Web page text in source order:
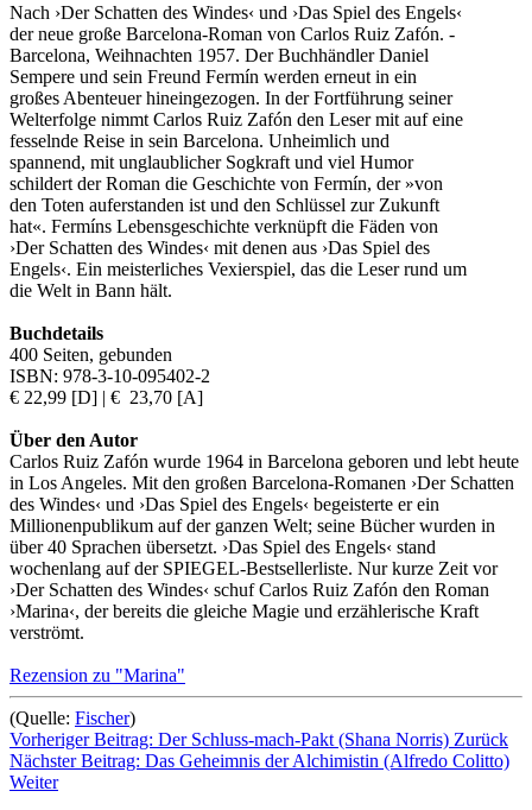
Nach ›Der Schatten des Windes‹ und ›Das Spiel des Engels‹
der neue große Barcelona-Roman von Carlos Ruiz Zafón. -
Barcelona, Weihnachten 1957. Der Buchhändler Daniel
Sempere und sein Freund Fermín werden erneut in ein
großes Abenteuer hineingezogen. In der Fortführung seiner
Welterfolge nimmt Carlos Ruiz Zafón den Leser mit auf eine
fesselnde Reise in sein Barcelona. Unheimlich und
spannend, mit unglaublicher Sogkraft und viel Humor
schildert der Roman die Geschichte von Fermín, der »von
den Toten auferstanden ist und den Schlüssel zur Zukunft
hat«. Fermíns Lebensgeschichte verknüpft die Fäden von
›Der Schatten des Windes‹ mit denen aus ›Das Spiel des
Engels‹. Ein meisterliches Vexierspiel, das die Leser rund um
die Welt in Bann hält.
Buchdetails
400 Seiten, gebunden
ISBN: 978-3-10-095402-2
€ 22,99 [D] | € 23,70 [A]
Über den Autor
Carlos Ruiz Zafón wurde 1964 in Barcelona geboren und lebt heute
in Los Angeles. Mit den großen Barcelona-Romanen ›Der Schatten
des Windes‹ und ›Das Spiel des Engels‹ begeisterte er ein
Millionenpublikum auf der ganzen Welt; seine Bücher wurden in
über 40 Sprachen übersetzt. ›Das Spiel des Engels‹ stand
wochenlang auf der SPIEGEL-Bestsellerliste. Nur kurze Zeit vor
›Der Schatten des Windes‹ schuf Carlos Ruiz Zafón den Roman
›Marina‹, der bereits die gleiche Magie und erzählerische Kraft
verströmt.
Rezension zu "Marina"
(Quelle: Fischer)
Vorheriger Beitrag: Der Schluss-mach-Pakt (Shana Norris) Zurück
Nächster Beitrag: Das Geheimnis der Alchimistin (Alfredo Colitto)
Weiter